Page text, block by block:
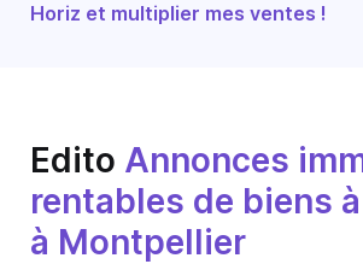
Horiz et multiplier mes ventes !
Edito Annonces
rentables de biens
à Montpellier